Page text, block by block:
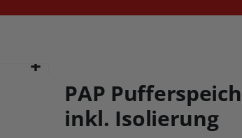
PAP
inkl. Isolierung